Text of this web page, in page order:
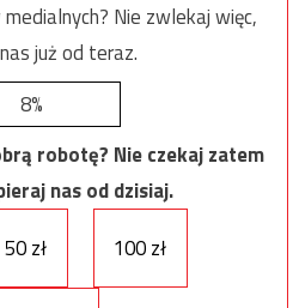
Nie zwlekaj więc,
już od teraz.
8%
robotę? Nie czekaj zatem
nas od dzisiaj.
50 zł 100 zł